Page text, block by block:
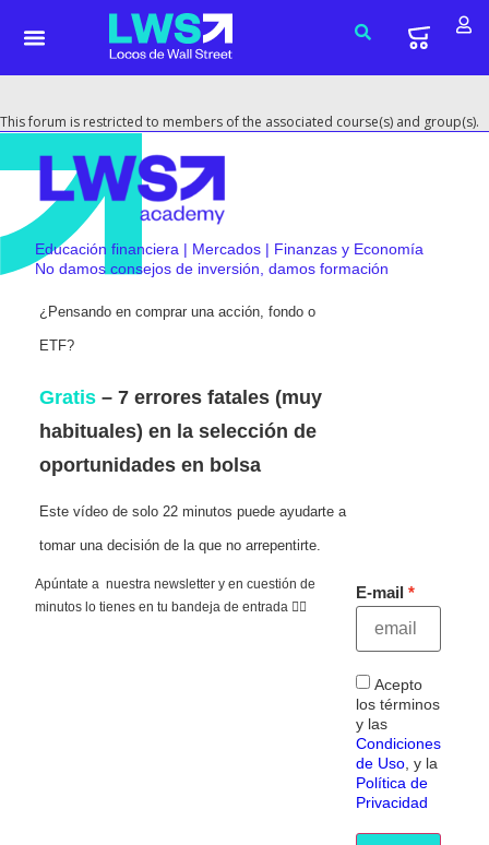
This forum is restricted to members of the associated course(s) and group(s).
Educación financiera | Mercados | Finanzas y Economía
No damos consejos de inversión, damos formación
¿Pensando en comprar una acción, fondo o
ETF?
Gratis – 7 errores fatales (muy
habituales) en la selección de
oportunidades en bolsa
Este vídeo de solo 22 minutos puede ayudarte a
tomar una decisión de la que no arrepentirte.
Apúntate a nuestra newsletter y en cuestión de
minutos lo tienes en tu bandeja de entrada 👇🏻
E-mail
Acepto
los términos
y las
Condiciones
de Uso, y la
Política de
Privacidad